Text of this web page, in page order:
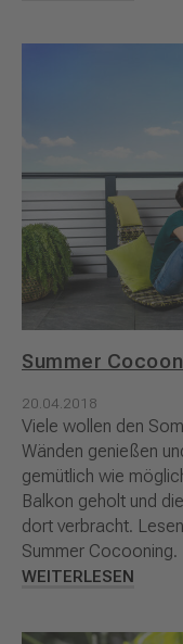
Summer
20.04.2018
Viele wollen den
Wänden genießen
gemütlich wie
Balkon geholt und
dort verbracht.
Summer Cocooning.
WEITERLESEN